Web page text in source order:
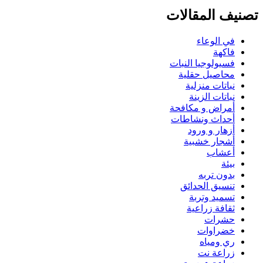
تصنيف المقالات
في الوعاء
فاكهة
فسيولوجيا النبات
محاصيل حقلية
نباتات منزلية
نباتات الزينة
أمراض و مكافحة
أحداث ونشاطات
أزهار و ورود
أشجار خشبية
أعشاب
بيئة
بدون تربه
تنسيق الحدائق
تسميد وتربة
ثقافة زراعية
حشرات
خضراوات
ري ومياه
زراعة نت